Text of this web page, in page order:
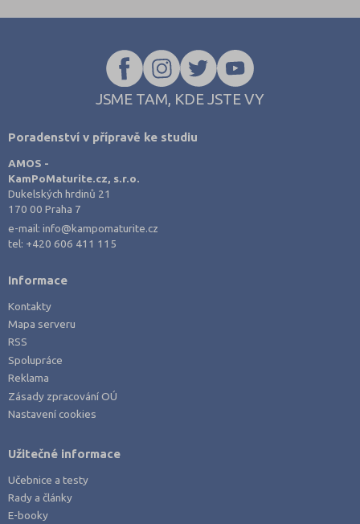
JSME TAM, KDE JSTE VY
Poradenství v přípravě ke studiu
AMOS -
KamPoMaturite.cz, s.r.o.
Dukelských hrdinů 21
170 00 Praha 7
e-mail:info@kampomaturite.cz
tel: +420 606 411 115
Informace
Kontakty
Mapa serveru
RSS
Spolupráce
Reklama
Zásady zpracování OÚ
Nastavení cookies
Užitečné informace
Učebnice a testy
Rady a články
E-booky